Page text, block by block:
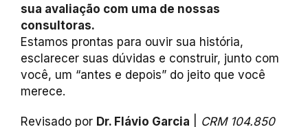
sua avaliação com uma de nossas
consultoras.
Estamos prontas para ouvir sua história,
esclarecer suas dúvidas e construir, junto com
você, um “antes e depois” do jeito que você
merece.
Revisado por Dr. Flávio Garcia CRM 104.850